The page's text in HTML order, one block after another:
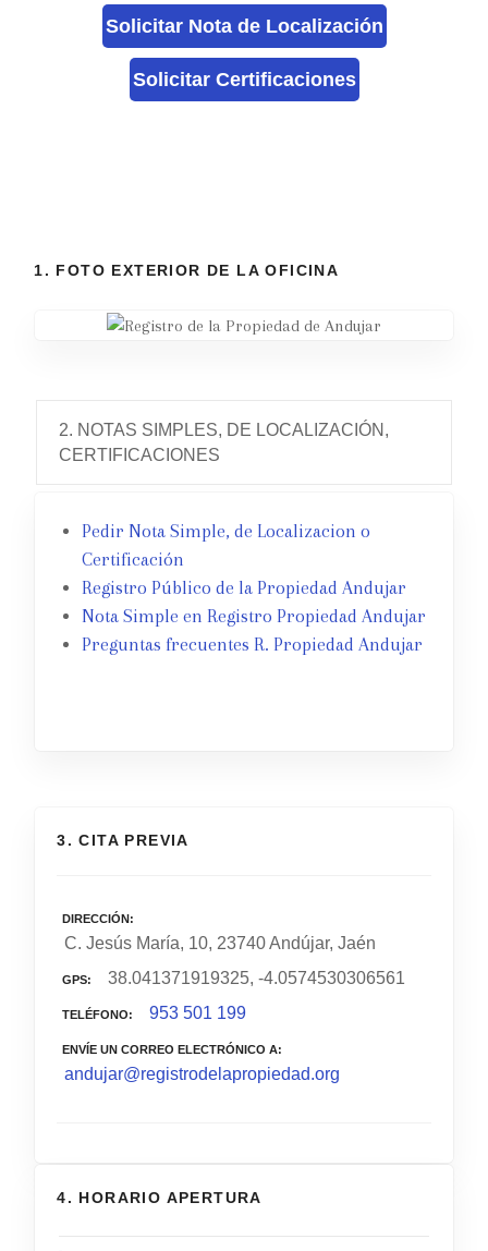
Solicitar Nota de Localización
Solicitar Certificaciones
1. FOTO EXTERIOR DE LA OFICINA
2. NOTAS SIMPLES, DE LOCALIZACIÓN,
CERTIFICACIONES
Pedir Nota Simple, de Localizacion o
Certificación
Registro Público de la Propiedad Andujar
Nota Simple en Registro Propiedad Andujar
Preguntas frecuentes R. Propiedad Andujar
3. CITA PREVIA
DIRECCIÓN
C. Jesús María, 10, 23740 Andújar, Jaén
GPS 38.041371919325, -4.0574530306561
TELÉFONO 953 501 199
ENVÍE UN CORREO ELECTRÓNICO A
andujar@registrodelapropiedad.org
4. HORARIO APERTURA